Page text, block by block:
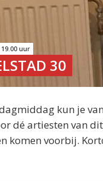
uur
30
kun je
dé artiesten van
komen voorbij.